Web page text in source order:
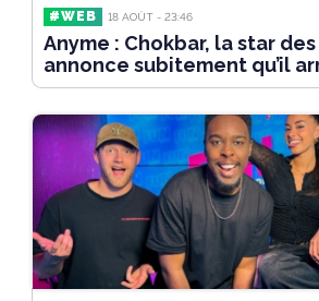
#WEB 18 AOÛT - 23:46
Anyme : Chokbar, la star
annonce subitement qu’il